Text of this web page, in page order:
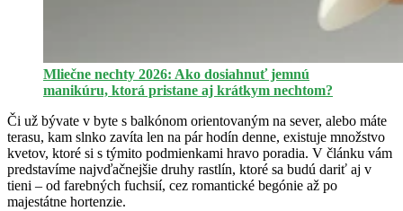
Mliečne nechty 2026: Ako dosiahnuť jemnú
manikúru, ktorá pristane aj krátkym nechtom?
Či už bývate v byte s balkónom orientovaným na sever, alebo máte
terasu, kam slnko zavíta len na pár hodín denne, existuje množstvo
kvetov, ktoré si s týmito podmienkami hravo poradia. V článku vám
predstavíme najvďačnejšie druhy rastlín, ktoré sa budú dariť aj v
tieni – od farebných fuchsií, cez romantické begónie až po
majestátne hortenzie.